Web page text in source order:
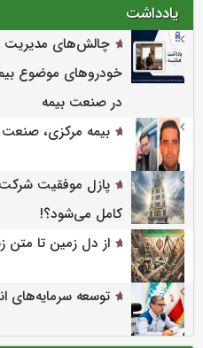
یادداشت
چالش‌های مدیریت
خودروهای موضوع
در صنعت بیمه
بیمه مرکزی، صنعت
کامل می‌شود؟!
از دل زمین تا متن
توسعه سرمایه‌های